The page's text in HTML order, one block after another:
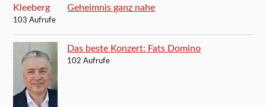
Geheimnis ganz nahe
103 Aufrufe
Das beste Konzert: Fats Domino
102 Aufrufe